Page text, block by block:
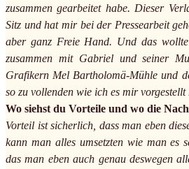
zusammen gearbeitet habe. Dieser
Sitz und hat mir bei der Pressearbeit
aber ganz Freie Hand. Und das
zusammen mit Gabriel und seiner
Grafikern Mel Bartholomä-Mühle und
so zu vollenden wie ich es mir vorgestellt
Wo siehst du Vorteile und wo die
Vorteil ist sicherlich, dass man eben
kann man alles umsetzten wie man es
das man eben auch genau deswegen